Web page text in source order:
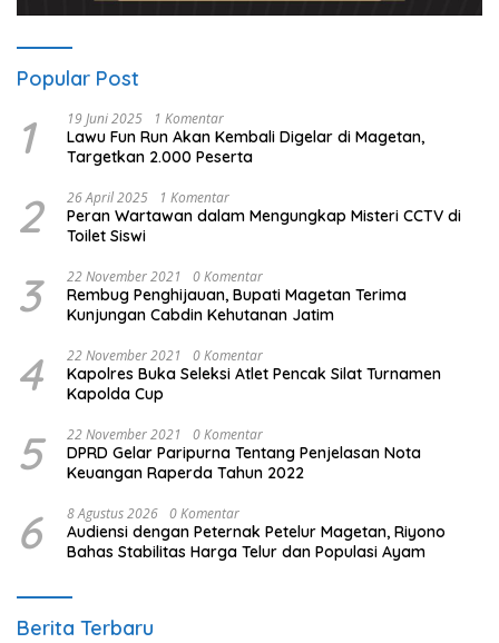
Popular Post
1 19 Juni 2025 1 Komentar
Lawu Fun Run Akan Kembali Digelar di Magetan,
Targetkan 2.000 Peserta
2 26 April 2025 1 Komentar
Peran Wartawan dalam Mengungkap Misteri CCTV di
Toilet Siswi
3 22 November 2021 0 Komentar
Rembug Penghijauan, Bupati Magetan Terima
Kunjungan Cabdin Kehutanan Jatim
4 22 November 2021 0 Komentar
Kapolres Buka Seleksi Atlet Pencak Silat Turnamen
Kapolda Cup
5 22 November 2021 0 Komentar
DPRD Gelar Paripurna Tentang Penjelasan Nota
Keuangan Raperda Tahun 2022
6 8 Agustus 2026 0 Komentar
Audiensi dengan Peternak Petelur Magetan, Riyono
Bahas Stabilitas Harga Telur dan Populasi Ayam
Berita Terbaru